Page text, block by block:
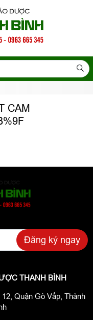
CAM
Đăng ký ngay
THANH BÌNH
Quận Gò Vấp, Thành